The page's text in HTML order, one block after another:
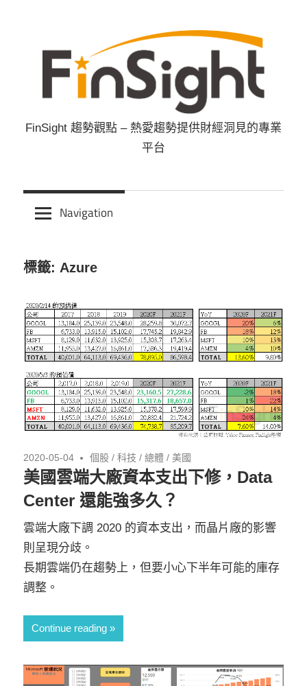
content
FinSight
勢
點
FinSight 趨勢觀點 – 熱愛趨勢提供財經洞見的專業
平台
Navigation
標籤: Azure
2020-05-04 個股 /科技 /總體 /美國
美國雲端大廠資本支出下修，Data
Center 還能強多久？
雲端大廠下調 2020 的資本支出，而晶片廠的影響
則呈現分歧。
長期雲端仍在趨勢上，但要小心下半年可能的庫存
調整。
Continue reading